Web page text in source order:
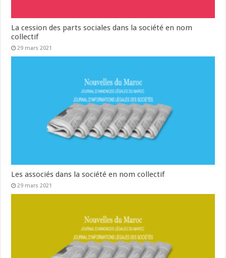
La cession des parts sociales dans la société en nom
collectif
29 mars 2021
Les associés dans la société en nom collectif
29 mars 2021